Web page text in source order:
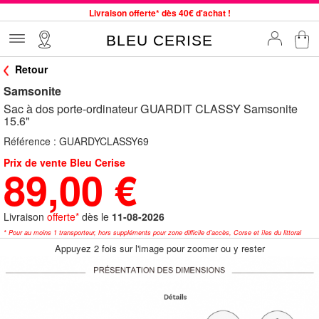
Livraison offerte* dès 40€ d'achat !
Commande avant 12h expédiée le jour même, du lundi au vendredi
Jusqu'à -75% sur le site du 29/07 au 27/08
BLEU CERISE
Retour
Samsonite
Sac à dos porte-ordinateur GUARDIT CLASSY Samsonite
15.6"
Référence : GUARDYCLASSY69
Prix de vente Bleu Cerise
89,00 €
Livraison offerte* dès le 11-08-2026
* Pour au moins 1 transporteur, hors suppléments pour zone difficile d'accès, Corse et îles du littoral
Appuyez 2 fois sur l'image pour zoomer ou y rester